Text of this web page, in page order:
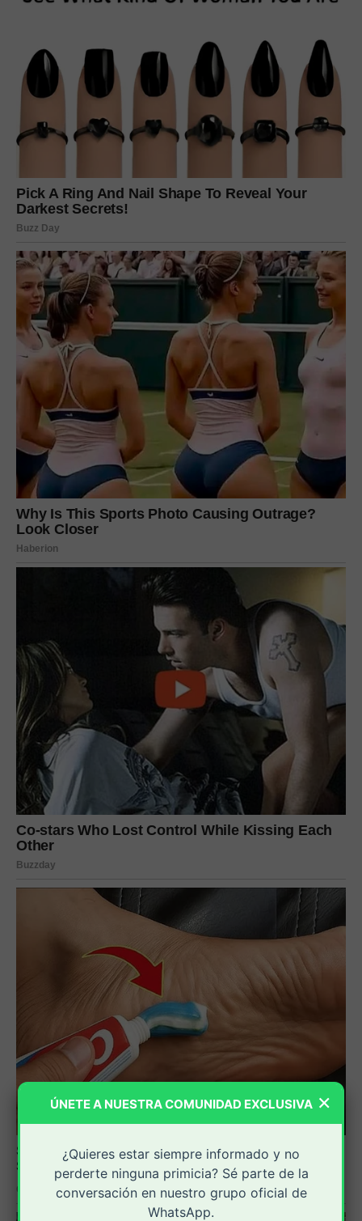
×
ÚNETE A NUESTRA COMUNIDAD EXCLUSIVA
¿Quieres estar siempre informado y no
perderte ninguna primicia? Sé parte de la
conversación en nuestro grupo oficial de
WhatsApp.